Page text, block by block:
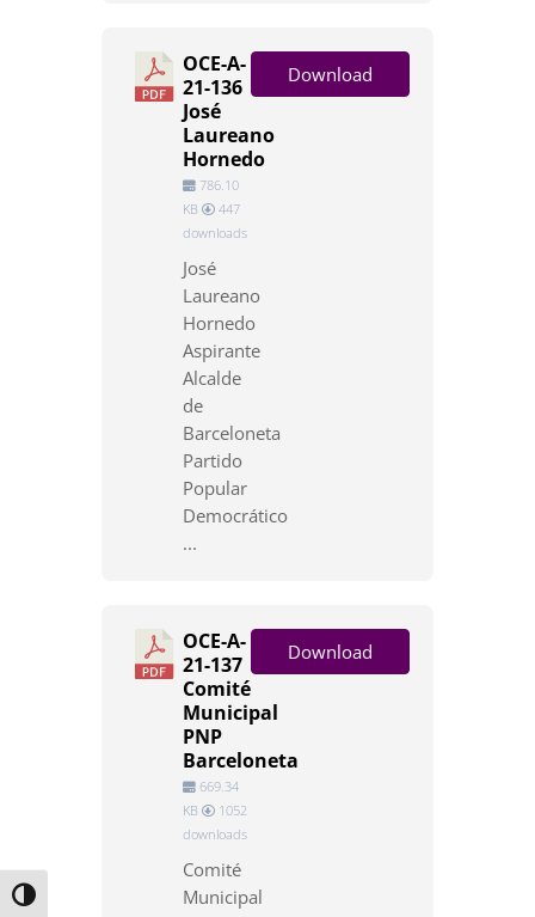
Toggle High Contrast
OCE-A-
21-136
José
Laureano
Hornedo
786.10
KB
447
downloads
José
Laureano
Hornedo
Aspirante
Alcalde
de
Barceloneta
Partido
Popular
Democrático
...
Download
OCE-A-
21-137
Comité
Municipal
PNP
Barceloneta
669.34
KB
1052
downloads
Comité
Municipal
Download